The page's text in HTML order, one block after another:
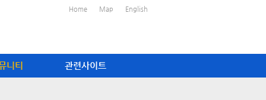
Home Map English
니티 관련사이트